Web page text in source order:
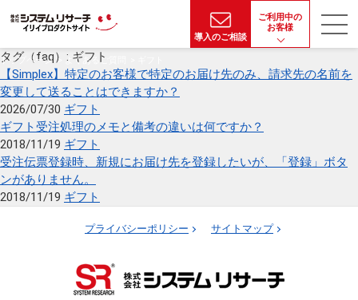
導入のご相談
ご利用中の
お客様
トップページ よくあるご質問
タグ（faq）: ギフト
【Simplex】特定のお客様で特定のお届け先のみ、請求先の名前を
変更して送ることはできますか？
2026/07/30 ギフト
ギフト受注処理のメモと備考の違いは何ですか？
2018/11/19 ギフト
受注伝票登録時、新規にお届け先を登録したいが、「登録」ボタ
ンがありません。
2018/11/19 ギフト
プライバシーポリシー サイトマップ